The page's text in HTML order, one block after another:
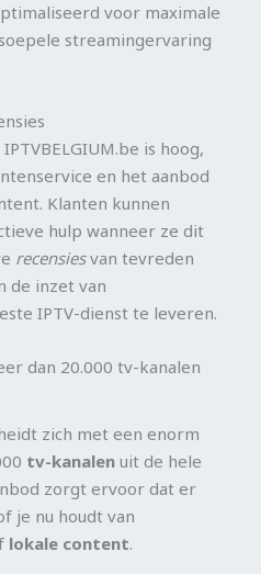
voor maximale
streamingervaring
is hoog,
en het aanbod
Klanten kunnen
hulp wanneer ze dit
recensiesvan tevreden
de inzet van
IPTV-dienst te leveren.
dan 20.000 tv-kanalen
zich met een enorm
tv-kanalen uit de hele
zorgt ervoor dat er
je nu houdt van
lokale content.